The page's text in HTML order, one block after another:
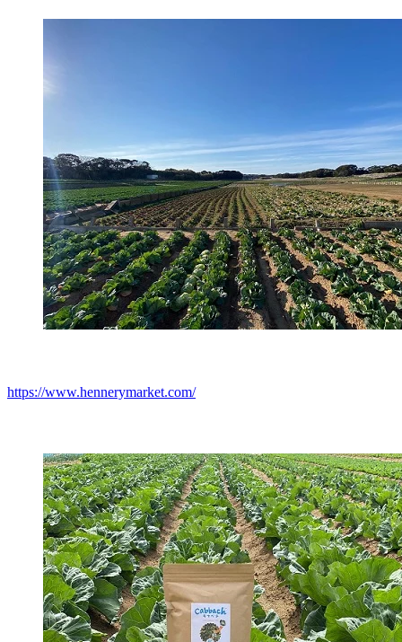
https://www.hennerymarket.com/